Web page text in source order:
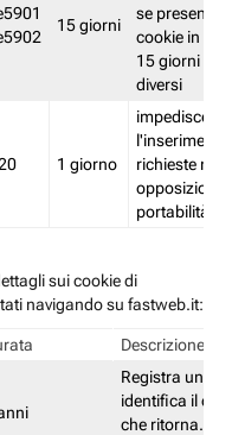
15 giorni
se presenti
cookie in un
15 giorni e
diversi
1 giorno
impedisce
l'inserimento
richieste
opposizione
portabilità
sui cookie di
navigando su fastweb.it:
Descrizione
Registra un ID
identifica il
che ritorna.